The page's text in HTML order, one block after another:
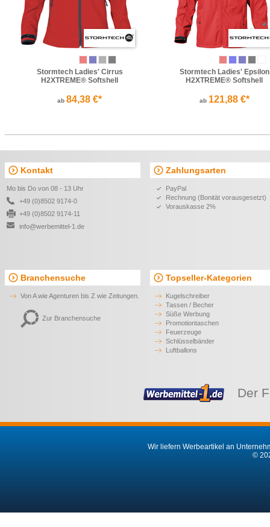
Stormtech Ladies' Cirrus
H2XTREME® Softshell
ab 84,38 €*
Stormtech Ladies' Epsilon
H2XTREME® Softshell
ab 121,88 €*
Kontakt
Mo bis Do von 08 - 13 Uhr
+49 (0)8502 9174-0
+49 (0)8502 9174-11
info@werbemittel-1.de
Zahlungsarten
PayPal
Rechnung (Bonität vorausgesetzt)
Vorauskasse 2%
Branchensuche
Von A wie Agenturen bis Z wie Zeitungen.
Zur Branchensuche
Topseller-Kategorien
Kugelschreiber
Tassen / Becher
Süße Werbung
Promotiontaschen
Feuerzeuge
Schlüsselbänder
Luftballons
Der
Wir liefern Werbeartikel an
©